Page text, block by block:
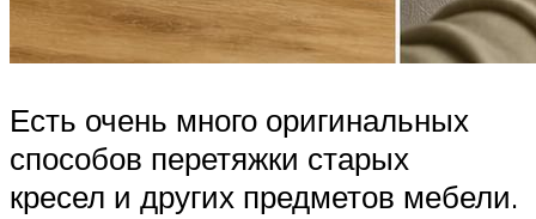
Есть очень много оригинальных
способов перетяжки старых
кресел и других предметов мебели.